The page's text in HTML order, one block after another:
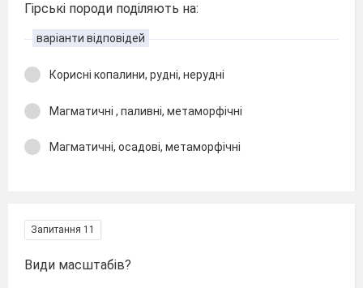
Гірські породи поділяють на:
варіанти відповідей
Корисні копалини, рудні, нерудні
Магматичні , паливні, метаморфічні
Магматичні, осадові, метаморфічні
Запитання 11
Види масштабів?